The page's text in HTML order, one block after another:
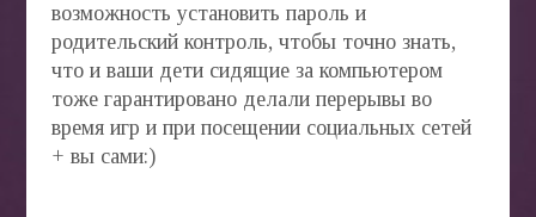
возможность установить пароль и
родительский контроль, чтобы точно знать,
что и ваши дети сидящие за компьютером
тоже гарантировано делали перерывы во
время игр и при посещении социальных сетей
+ вы сами:)